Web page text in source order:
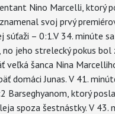
Nino Marcelli, ktorý
svoj prvý
súťaži – 0:1.V 34. minúte sa
jeho strelecký pokus bol
veľká šanca Nina
domáci Junas. V 41.
Barseghyanom, ktorý
spoza šestnástky. V 43.